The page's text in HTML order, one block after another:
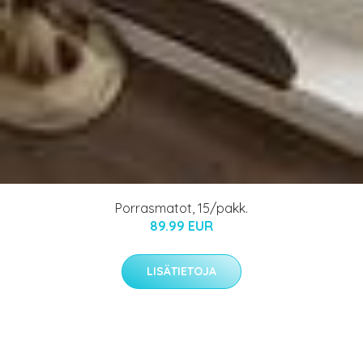
Porrasmatot, 15/pakk.
89.99 EUR
LISÄTIETOJA